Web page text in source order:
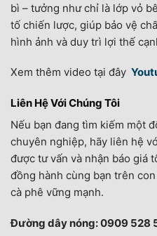
bì – tưởng như chỉ là lớp vỏ
tố chiến lược, giúp bảo vệ
hình ảnh và duy trì lợi thế
Xem thêm video tại đây
Liên Hệ Với Chúng Tôi
Nếu bạn đang tìm kiếm một
chuyên nghiệp, hãy liên hệ
được tư vấn và nhận báo giá
đồng hành cùng bạn trên
cà phê vững mạnh.
Đường dây nóng: 0909 528